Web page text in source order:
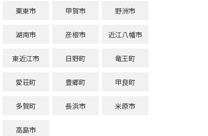
栗東市 甲賀市 野洲市
湖南市 彦根市 近江八幡市
東近江市 日野町 竜王町
愛荘町 豊郷町 甲良町
多賀町 長浜市 米原市
高島市